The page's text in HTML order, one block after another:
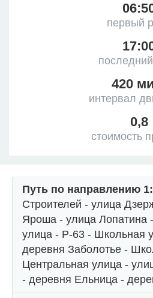
первый
420
интервал
0,8
стоимость
Путь по направлению 1:
Строителей - улица
Яроша - улица Лопатина
улица - Р-63 - Школьная
деревня Заболотье -
Центральная улица -
- деревня Ельница -